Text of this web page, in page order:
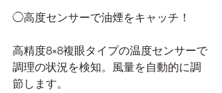
◯高度センサーで油煙をキャッチ！
高精度8×8複眼タイプの温度センサーで
調理の状況を検知。風量を自動的に調
節します。